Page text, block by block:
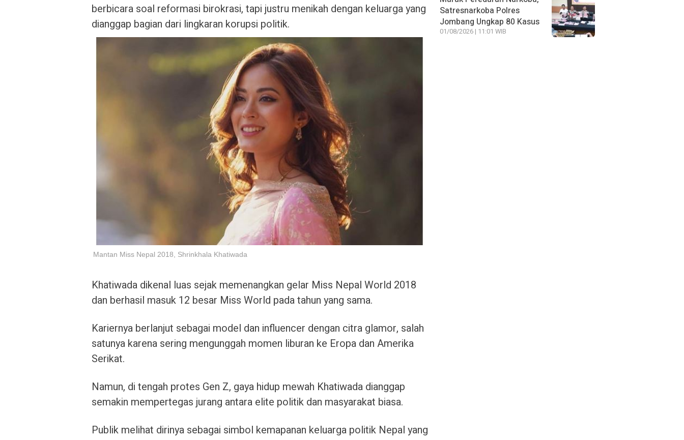
berbicara soal reformasi birokrasi, tapi justru menikah dengan keluarga yang
dianggap bagian dari lingkaran korupsi politik.
Mantan Miss Nepal 2018, Shrinkhala Khatiwada
Khatiwada dikenal luas sejak memenangkan gelar Miss Nepal World 2018
dan berhasil masuk 12 besar Miss World pada tahun yang sama.
Kariernya berlanjut sebagai model dan influencer dengan citra glamor, salah
satunya karena sering mengunggah momen liburan ke Eropa dan Amerika
Serikat.
Namun, di tengah protes Gen Z, gaya hidup mewah Khatiwada dianggap
semakin mempertegas jurang antara elite politik dan masyarakat biasa.
Publik melihat dirinya sebagai simbol kemapanan keluarga politik Nepal yang
Satresnarkoba Polres
Jombang Ungkap 80 Kasus
01/08/2026 | 11:01 WIB